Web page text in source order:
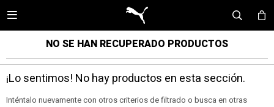

NO SE HAN RECUPERADO PRODUCTOS
¡Lo sentimos! No hay productos en esta sección.
Inténtalo nuevamente con otros criterios de filtrado o busca en otras